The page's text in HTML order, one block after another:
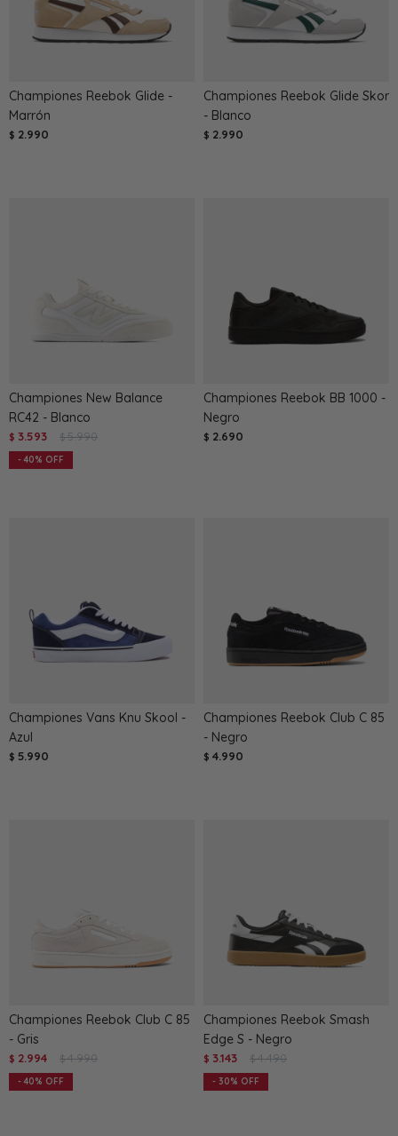
Championes Reebok Glide -
Marrón
$ 2.990
Championes Reebok Glide Skor
- Blanco
$ 2.990
Championes New Balance
RC42 - Blanco
$ 3.593 $ 5.990
40
Championes Reebok BB 1000 -
Negro
$ 2.690
Championes Vans Knu Skool -
Azul
$ 5.990
Championes Reebok Club C 85
- Negro
$ 4.990
Championes Reebok Club C 85
- Gris
$ 2.994 $ 4.990
40
Championes Reebok Smash
Edge S - Negro
$ 3.143 $ 4.490
30